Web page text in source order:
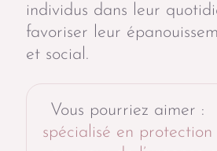
individus dans leur
favoriser leur
et social.
Vous pourriez aimer :
spécialisé en protection